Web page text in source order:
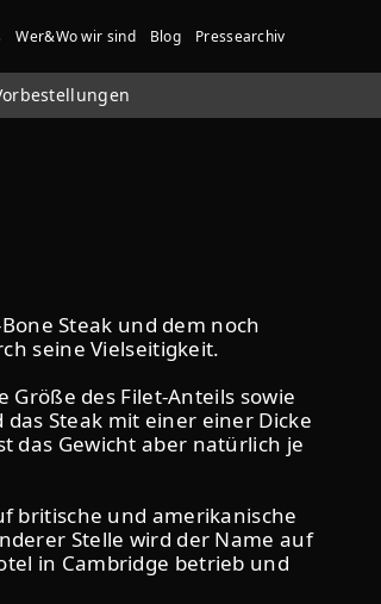
Wer&Wo wir sind Blog Pressearchiv
Steak und dem noch
seine Vielseitigkeit.
Größe des Filet-Anteils sowie
Steak mit einer einer Dicke
das Gewicht aber natürlich je
britische und amerikanische
Stelle wird der Name auf
in Cambridge betrieb und